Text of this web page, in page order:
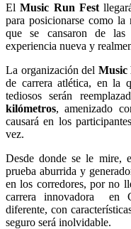
ElMusic Run Fest
para posicionarse como la
que se cansaron de las
experiencia nueva y
La organización del Music
de carrera atlética, en la
tediosos serán
kilómetros, amenizado
causará en los
vez.
Desde donde se le mire,
prueba aburrida y
en los corredores, por no
carrera innovadora en
diferente, con
seguro será inolvidable.